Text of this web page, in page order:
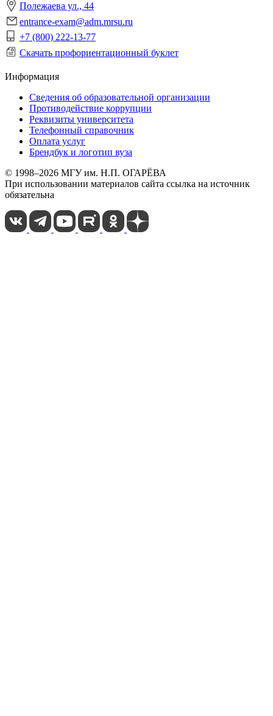
Полежаева ул., 44
entrance-exam@adm.mrsu.ru
+7 (800) 222-13-77
Скачать профориентационный буклет
Информация
Сведения об образовательной организации
Противодействие коррупции
Реквизиты университета
Телефонный справочник
Оплата услуг
Брендбук и логотип вуза
© 1998–2026 МГУ им. Н.П. ОГАРЁВА
При использовании материалов сайта ссылка на источник
обязательна